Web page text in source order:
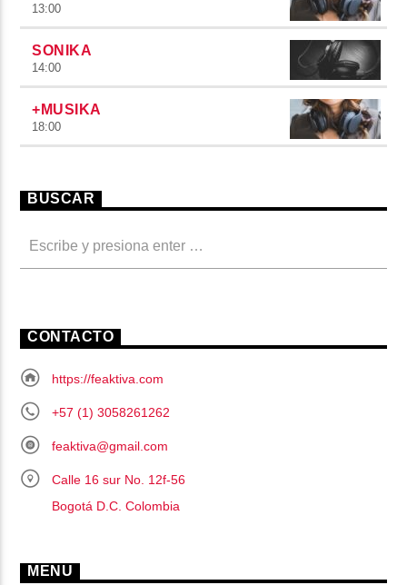
13:00
SONIKA
14:00
+MUSIKA
18:00
BUSCAR
CONTACTO
https://feaktiva.com
+57 (1) 3058261262
feaktiva@gmail.com
Calle 16 sur No. 12f-56
Bogotá D.C. Colombia
MENU